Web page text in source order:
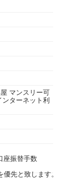
マンスリー可
ンターネット利
座振替手数
先と致します。